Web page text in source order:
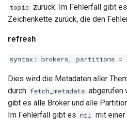
rdns
redis-rate-limit
redis2
request-cookies-filter
rewrite-status
topic zurück. Im Fehlerfall gibt es
Zeichenkette zurück, die den
refresh
syntax: brokers, partitions =
Dies wird die Metadaten aller
durch fetch_metadata abgerufen
gibt es alle Broker und alle
Im Fehlerfall gibt es nil mit einer